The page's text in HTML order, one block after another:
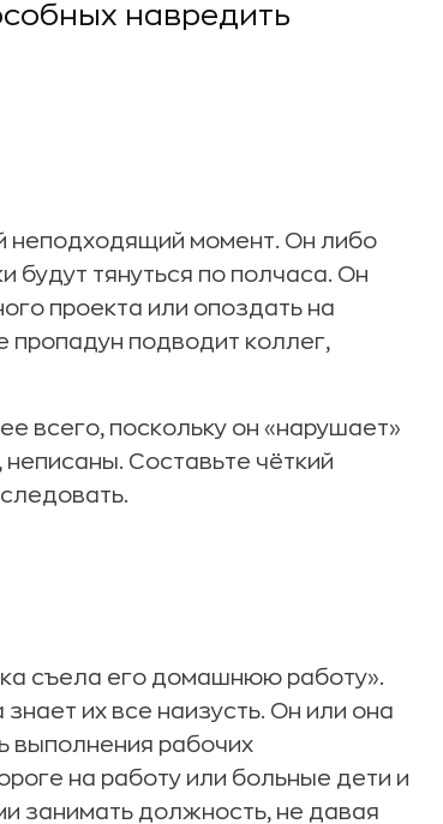
навредить
неподходящий момент. Он либо
будут тянуться по полчаса. Он
проекта или опоздать на
подводит коллег,
всего, поскольку он «нарушает»
Составьте чёткий
съела его домашнюю работу».
их все наизусть. Он или она
выполнения рабочих
на работу или больные дети и
занимать должность, не давая